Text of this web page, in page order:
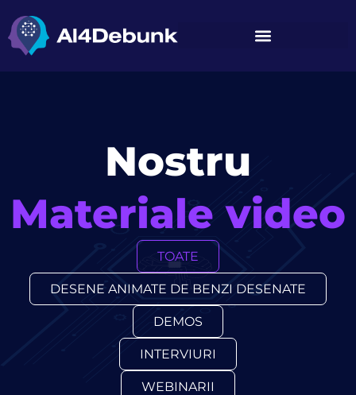
Nostru
Materiale video
DESENE ANIMATE DE BENZI DESENATE
DEMOS
INTERVIURI
WEBINARII
TOATE